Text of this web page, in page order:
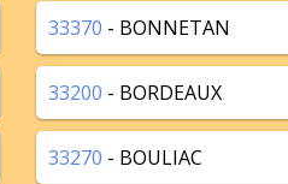
33370 - BONNETAN
33200 - BORDEAUX
33270 - BOULIAC